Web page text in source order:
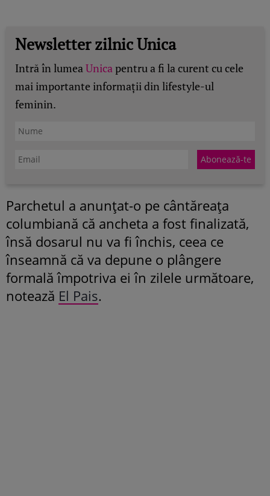
Newsletter zilnic Unica
Intră în lumeaUnicapentru a fi la curent cu cele
mai importante informații din lifestyle-ul
feminin.
Parchetul a anunțat-o pe cântăreața
columbiană că ancheta a fost finalizată,
însă dosarul nu va fi închis, ceea ce
înseamnă că va depune o plângere
formală împotriva ei în zilele următoare,
notează El Pais.